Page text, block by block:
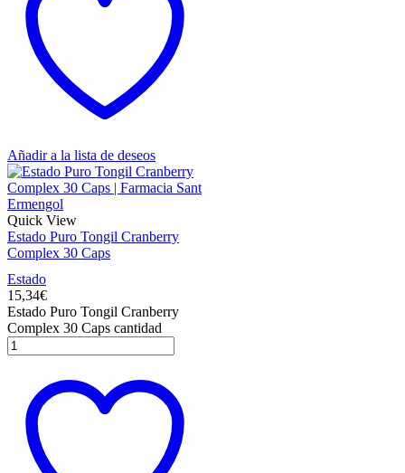
Añadir a la lista de deseos
Quick View
Estado Puro Tongil Cranberry
Complex 30 Caps
Estado
15,34€
Estado Puro Tongil Cranberry
Complex 30 Caps cantidad